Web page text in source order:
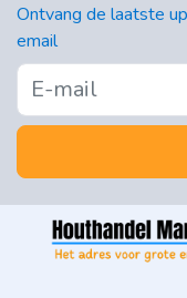
Ontvang de laatste
email